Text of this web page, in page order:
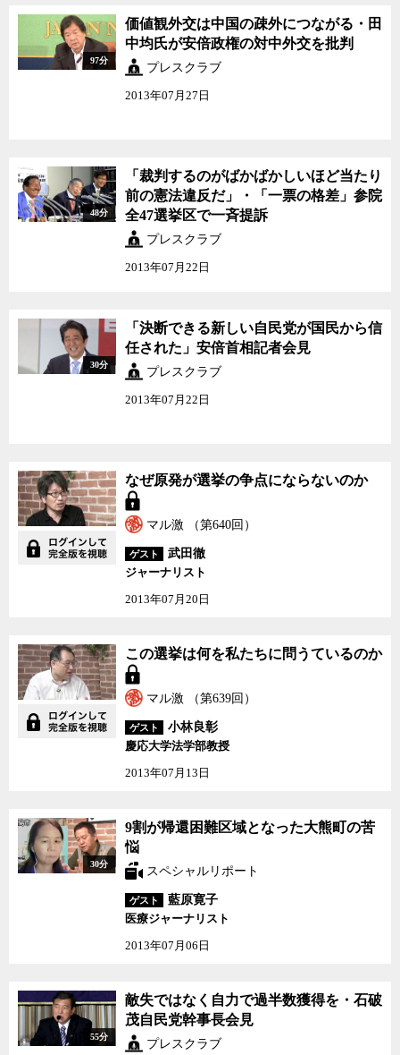
価値観外交は中国の疎外
につながる・田中均氏が
安倍政権の対中外交を批
97分
価値観外交は中国の疎外につながる・田
中均氏が安倍政権の対中外交を批判
プレスクラブ
2013年07月27日
「裁判するのがばかばか
しいほど当たり前の憲法
違反だ」・「一票の格
差」参院全47選挙区で一
48分
「裁判するのがばかばかしいほど当たり
前の憲法違反だ」・「一票の格差」参院
全47選挙区で一斉提訴
プレスクラブ
2013年07月22日
「決断できる新しい自民
党が国民から信任され
た」安倍首相記者会見
30分
「決断できる新しい自民党が国民から信
任された」安倍首相記者会見
プレスクラブ
2013年07月22日
なぜ原発が選挙の争点に
ならないのか
なぜ原発が選挙の争点にならないのか
マル激 （第640回）
ゲスト
武田徹
ジャーナリスト
2013年07月20日
この選挙は何を私たちに
問うているのか
この選挙は何を私たちに問うているのか
マル激 （第639回）
ゲスト
小林良彰
慶応大学法学部教授
2013年07月13日
9割が帰還困難区域とな
った大熊町の苦悩
30分
9割が帰還困難区域となった大熊町の苦
悩
スペシャルリポート
ゲスト
藍原寛子
医療ジャーナリスト
2013年07月06日
敵失ではなく自力で過半
数獲得を・石破茂自民党
幹事長会見
55分
敵失ではなく自力で過半数獲得を・石破
茂自民党幹事長会見
プレスクラブ